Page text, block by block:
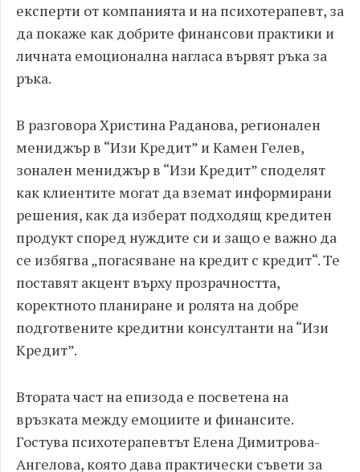
експерти от компанията и на психотерапевт, за
да покаже как добрите финансови практики и
личната емоционална нагласа вървят ръка за
ръка.
В разговора Христина Раданова, регионален
мениджър в “Изи Кредит” и Камен Гелев,
зонален мениджър в “Изи Кредит” споделят
как клиентите могат да вземат информирани
решения, как да изберат подходящ кредитен
продукт според нуждите си и защо е важно да
се избягва „погасяване на кредит с кредит“. Те
поставят акцент върху прозрачността,
коректното планиране и ролята на добре
подготвените кредитни консултанти на “Изи
Кредит”.
Втората част на епизода е посветена на
връзката между емоциите и финансите.
Гостува психотерапевтът Елена Димитрова-
Ангелова, която дава практически съвети за